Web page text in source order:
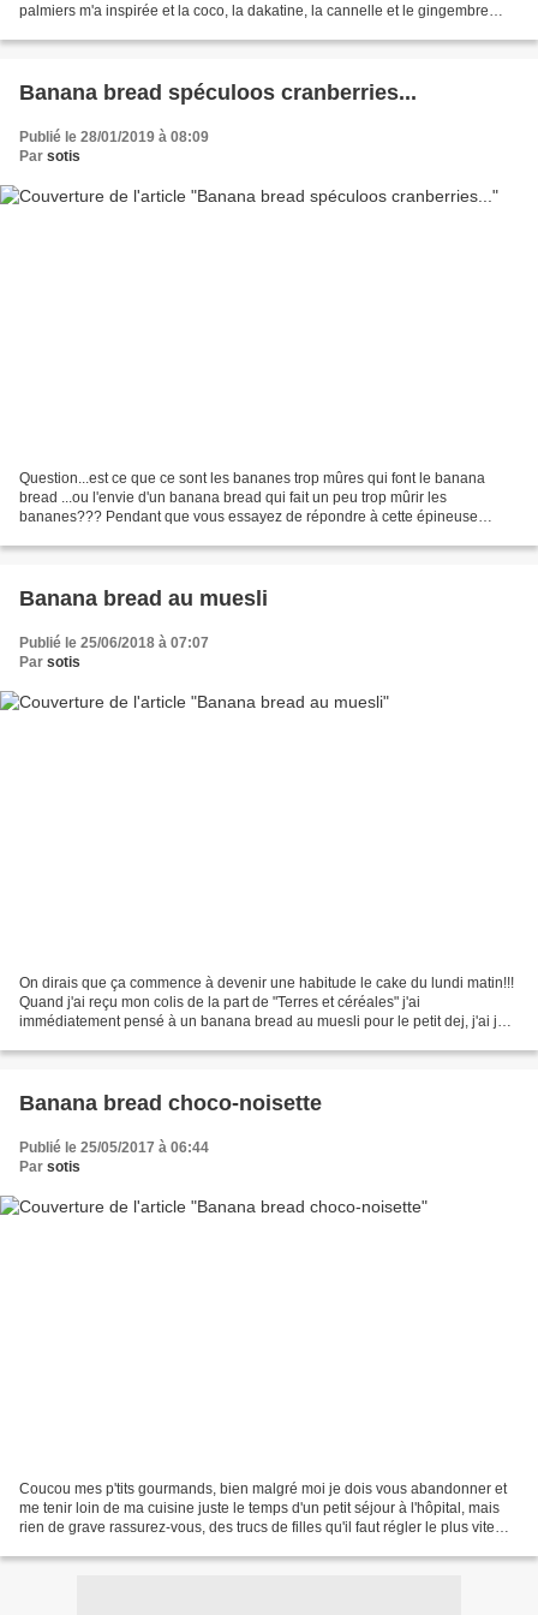
palmiers m'a inspirée et la coco, la dakatine, la cannelle et le gingembre
Banana bread spéculoos cranberries...
Publié le 28/01/2019 à 08:09
Par sotis
Question...est ce que ce sont les bananes trop mûres qui font le banana
bread ...ou l'envie d'un banana bread qui fait un peu trop mûrir les
bananes??? Pendant que vous essayez de répondre à cette épineuse
Banana bread au muesli
Publié le 25/06/2018 à 07:07
Par sotis
On dirais que ça commence à devenir une habitude le cake du lundi matin!!!
Quand j'ai reçu mon colis de la part de "Terres et céréales" j'ai
immédiatement pensé à un banana bread au muesli pour le petit dej, j'ai jeté
Banana bread choco-noisette
Publié le 25/05/2017 à 06:44
Par sotis
Coucou mes p'tits gourmands, bien malgré moi je dois vous abandonner et
me tenir loin de ma cuisine juste le temps d'un petit séjour à l'hôpital, mais
rien de grave rassurez-vous, des trucs de filles qu'il faut régler le plus vite